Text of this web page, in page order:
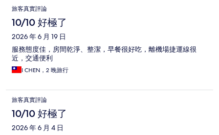
旅客真實評論
10/10 好極了
2026 年 6 月 19 日
服務態度佳，房間乾淨、整潔，早餐很好吃，離機場捷運線很
近，交通便利
I CHEN，2 晚旅行
旅客真實評論
10/10 好極了
2026 年 6 月 4 日